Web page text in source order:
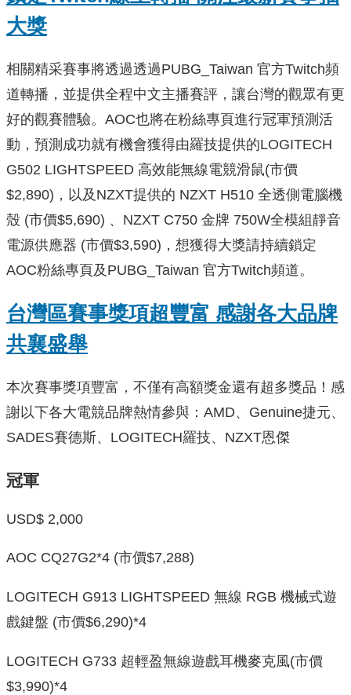
大獎
相關精采賽事將透過透過PUBG_Taiwan 官方Twitch頻
道轉播，並提供全程中文主播賽評，讓台灣的觀眾有更
好的觀賽體驗。AOC也將在粉絲專頁進行冠軍預測活
動，預測成功就有機會獲得由羅技提供的LOGITECH
G502 LIGHTSPEED 高效能無線電競滑鼠(市價
$2,890)，以及NZXT提供的 NZXT H510 全透側電腦機
殼 (市價$5,690) 、NZXT C750 金牌 750W全模組靜音
電源供應器 (市價$3,590)，想獲得大獎請持續鎖定
AOC粉絲專頁及PUBG_Taiwan 官方Twitch頻道。
台灣區賽事獎項超豐富 感謝各大品牌
共襄盛舉
本次賽事獎項豐富，不僅有高額獎金還有超多獎品！感
謝以下各大電競品牌熱情參與：AMD、Genuine捷元、
SADES賽德斯、LOGITECH羅技、NZXT恩傑
冠軍
USD$ 2,000
AOC CQ27G2*4 (市價$7,288)
LOGITECH G913 LIGHTSPEED 無線 RGB 機械式遊
戲鍵盤 (市價$6,290)*4
LOGITECH G733 超輕盈無線遊戲耳機麥克風(市價
$3,990)*4